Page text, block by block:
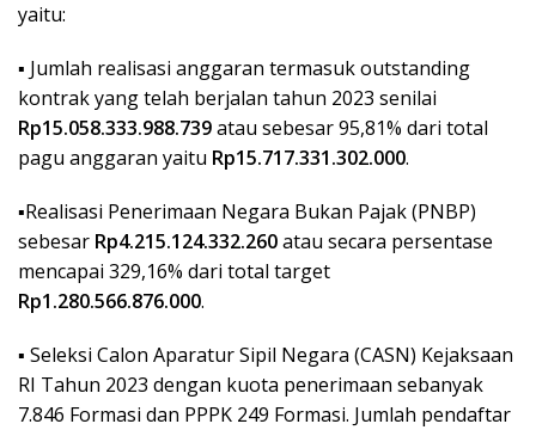
yaitu:
▪︎ Jumlah realisasi anggaran termasuk outstanding
kontrak yang telah berjalan tahun 2023 senilai
Rp15.058.333.988.739atau sebesar 95,81% dari total
pagu anggaran yaitu Rp15.717.331.302.000.
▪︎Realisasi Penerimaan Negara Bukan Pajak (PNBP)
sebesar Rp4.215.124.332.260atau secara persentase
mencapai 329,16% dari total target
Rp1.280.566.876.000.
▪︎ Seleksi Calon Aparatur Sipil Negara (CASN) Kejaksaan
RI Tahun 2023 dengan kuota penerimaan sebanyak
7.846 Formasi dan PPPK 249 Formasi. Jumlah pendaftar